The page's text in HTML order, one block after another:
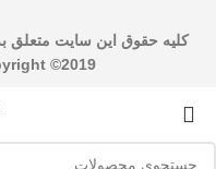
کليه حقوق اين سايت متعلق
©2019 –